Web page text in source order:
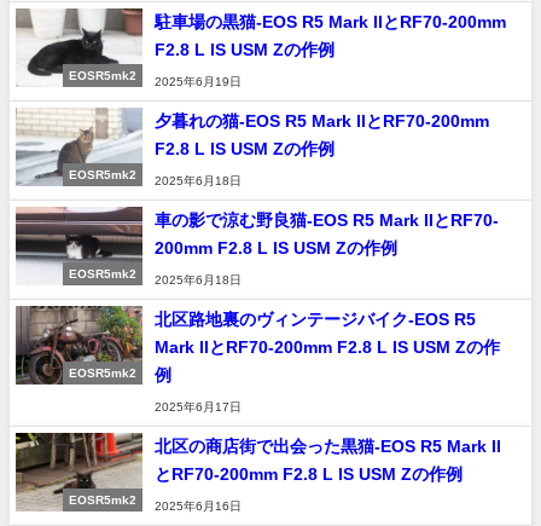
EOSR5mk2
駐車場の黒猫-EOS R5 Mark IIとRF70-200mm
F2.8 L IS USM Zの作例
2025年6月19日
EOSR5mk2
夕暮れの猫-EOS R5 Mark IIとRF70-200mm
F2.8 L IS USM Zの作例
2025年6月18日
EOSR5mk2
車の影で涼む野良猫-EOS R5 Mark IIとRF70-
200mm F2.8 L IS USM Zの作例
2025年6月18日
EOSR5mk2
北区路地裏のヴィンテージバイク-EOS R5
Mark IIとRF70-200mm F2.8 L IS USM Zの作
例
2025年6月17日
EOSR5mk2
北区の商店街で出会った黒猫-EOS R5 Mark II
とRF70-200mm F2.8 L IS USM Zの作例
2025年6月16日